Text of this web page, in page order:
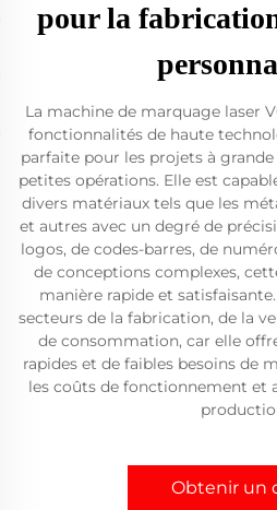
pour la
La machine de marquage laser
fonctionnalités de haute
parfaite pour les projets à
petites opérations. Elle est
divers matériaux tels que les
et autres avec un degré de
logos, de codes-barres, de
de conceptions complexes,
manière rapide et
secteurs de la fabrication, de la
de consommation, car elle
rapides et de faibles besoins de
les coûts de fonctionnement et
Obtenir un